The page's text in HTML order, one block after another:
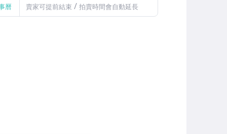
曆 賣家可提前結束 / 拍賣時間會自動延長